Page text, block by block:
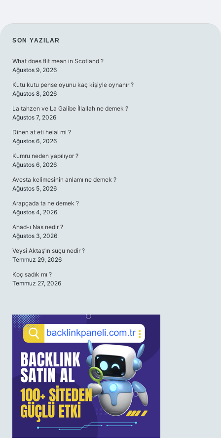
SIDEBAR
SON YAZILAR
What does flit mean in Scotland ?
Ağustos 9, 2026
Kutu kutu pense oyunu kaç kişiyle oynanır ?
Ağustos 8, 2026
La tahzen ve La Galibe İllallah ne demek ?
Ağustos 7, 2026
Dinen at eti helal mi ?
Ağustos 6, 2026
Kumru neden yapılıyor ?
Ağustos 6, 2026
Avesta kelimesinin anlamı ne demek ?
Ağustos 5, 2026
Arapçada ta ne demek ?
Ağustos 4, 2026
Ahad-ı Nas nedir ?
Ağustos 3, 2026
Veysi Aktaş’ın suçu nedir ?
Temmuz 29, 2026
Koç sadık mı ?
Temmuz 27, 2026